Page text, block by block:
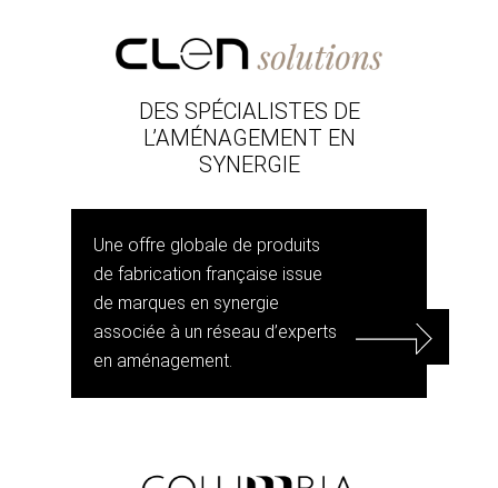
DES SPÉCIALISTES DE
L’AMÉNAGEMENT EN
SYNERGIE
Une offre globale de produits
de fabrication française issue
de marques en synergie
associée à un réseau d’experts
en aménagement.